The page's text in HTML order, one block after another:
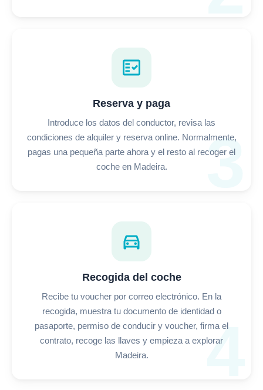
3
fact_check
Reserva y paga
Introduce los datos del conductor, revisa las
condiciones de alquiler y reserva online. Normalmente,
pagas una pequeña parte ahora y el resto al recoger el
coche en Madeira.
4
directions_car
Recogida del coche
Recibe tu voucher por correo electrónico. En la
recogida, muestra tu documento de identidad o
pasaporte, permiso de conducir y voucher, firma el
contrato, recoge las llaves y empieza a explorar
Madeira.